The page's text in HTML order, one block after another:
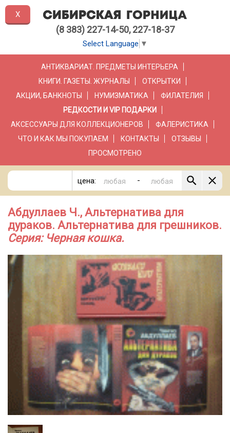
(8 383) 227-14-50, 227-18-37
Select Language ▼
АНТИКВАРИАТ. ПРЕДМЕТЫ ИНТЕРЬЕРА
КНИГИ. ГАЗЕТЫ. ЖУРНАЛЫ
ОТКРЫТКИ
АКЦИИ, БАНКНОТЫ
НУМИЗМАТИКА
ФИЛАТЕЛИЯ
РЕДКОСТИ И VIP ПОДАРКИ
АКСЕССУАРЫ ДЛЯ КОЛЛЕКЦИОНЕРОВ
ФАЛЕРИСТИКА
ЧТО И КАК МЫ ПОКУПАЕМ
КОНТАКТЫ
ОТЗЫВЫ
ПРОСМОТРЕНО
цена: -
Абдуллаев Ч., Альтернатива для
дураков. Альтернатива для грешников.
Серия: Черная кошка.
X